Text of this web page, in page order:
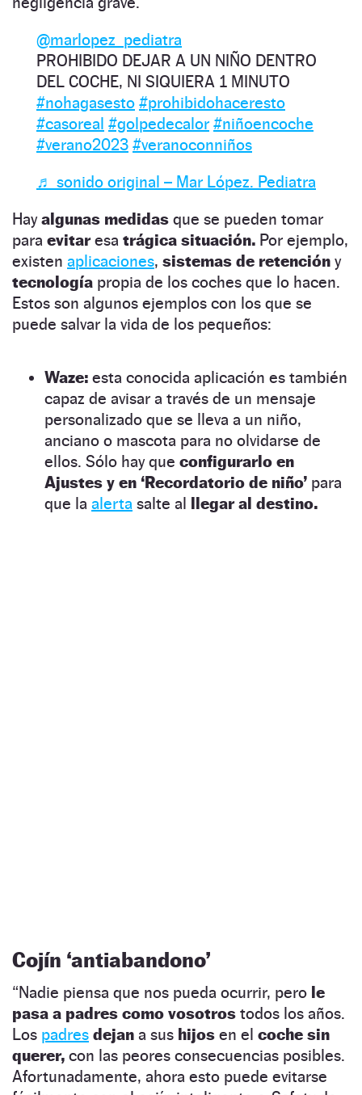
@marlopez_pediatra
PROHIBIDO DEJAR A UN NIÑO DENTRO
DEL COCHE, NI SIQUIERA 1 MINUTO
#nohagasesto #prohibidohaceresto
#casoreal #golpedecalor #niñoencoche
#verano2023 #veranoconniños
♬ sonido original – Mar López. Pediatra
Hayalgunas medidas que se pueden tomar
para evitaresa trágica situación. Por ejemplo,
existen aplicaciones, sistemas de retención y
tecnología propia de los coches que lo hacen.
Estos son algunos ejemplos con los que se
puede salvar la vida de los pequeños:
Waze: esta conocida aplicación es también
capaz de avisar a través de un mensaje
personalizado que se lleva a un niño,
anciano o mascota para no olvidarse de
ellos. Sólo hay que configurarlo en
Ajustes y en ‘Recordatorio de niño’ para
que la alerta salte al llegar al destino.
Cojín ‘antiabandono’
“Nadie piensa que nos pueda ocurrir, pero le
pasa a padres como vosotros todos los años.
Los padres dejan a sus hijos en el coche sin
querer, con las peores consecuencias posibles.
Afortunadamente, ahora esto puede evitarse